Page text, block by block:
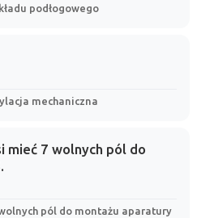
podłogowego
mechaniczna
mieć 7 wolnych pól do
pól do montażu aparatury